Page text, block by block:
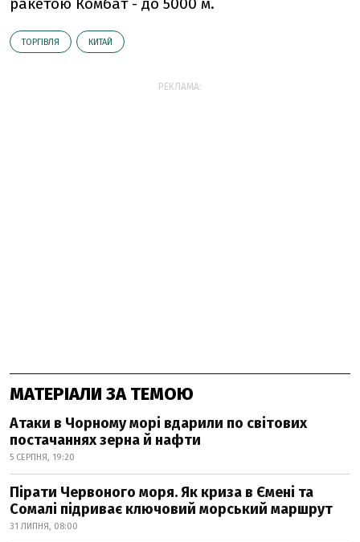
ТОРГІВЛЯ КИТАЙ
РЕКЛАМА:
МАТЕРІАЛИ ЗА ТЕМОЮ
Атаки в Чорному морі вдарили по світових
постачаннях зерна й нафти
5 СЕРПНЯ, 19:20
Пірати Червоного моря. Як криза в Ємені та
Сомалі підриває ключовий морський маршрут
31 ЛИПНЯ, 08:00